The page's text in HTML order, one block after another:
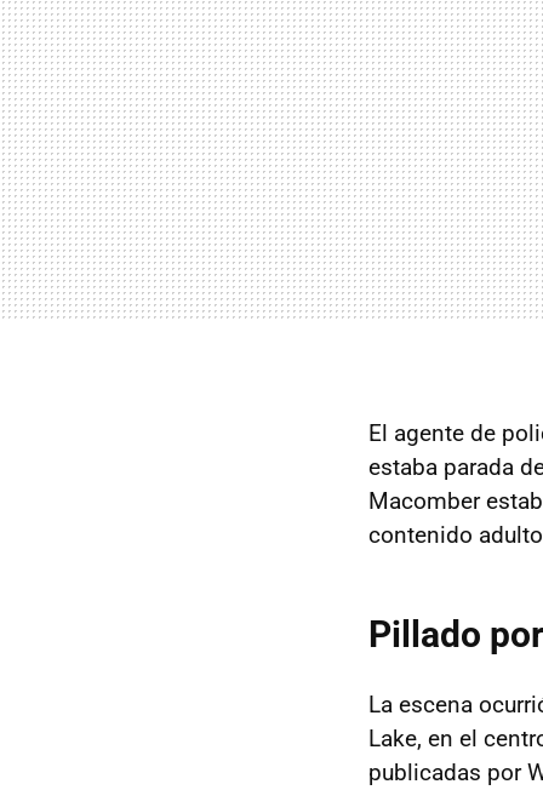
El agente de
estaba parada
Macomber
contenido
Pillado
La escena
Lake, en el
publicadas por